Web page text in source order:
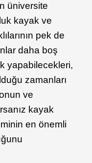
üniversite
kayak ve
pek de
daha boş
yapabilecekleri,
zamanları
ve
kayak
en önemli